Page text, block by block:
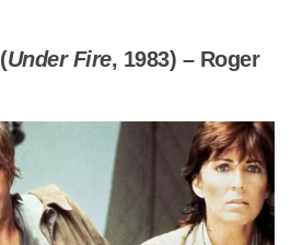
(Under Fire, 1983) – Roger